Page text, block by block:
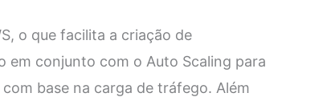
o que facilita a criação de
em conjunto com o Auto Scaling para
base na carga de tráfego. Além